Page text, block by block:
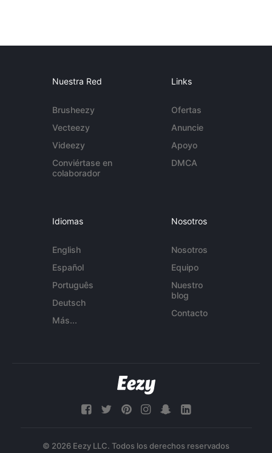
Nuestra Red
Brusheezy
Vecteezy
Videezy
Conviértase en
colaborador
Links
Ofertas
Anuncie
Apoyo
DMCA
Idiomas
English
Español
Português
Deutsch
Más...
Nosotros
Nosotros
Equipo
Nuestro
blog
Contacto
© 2026 Eezy LLC. Todos los derechos reservados